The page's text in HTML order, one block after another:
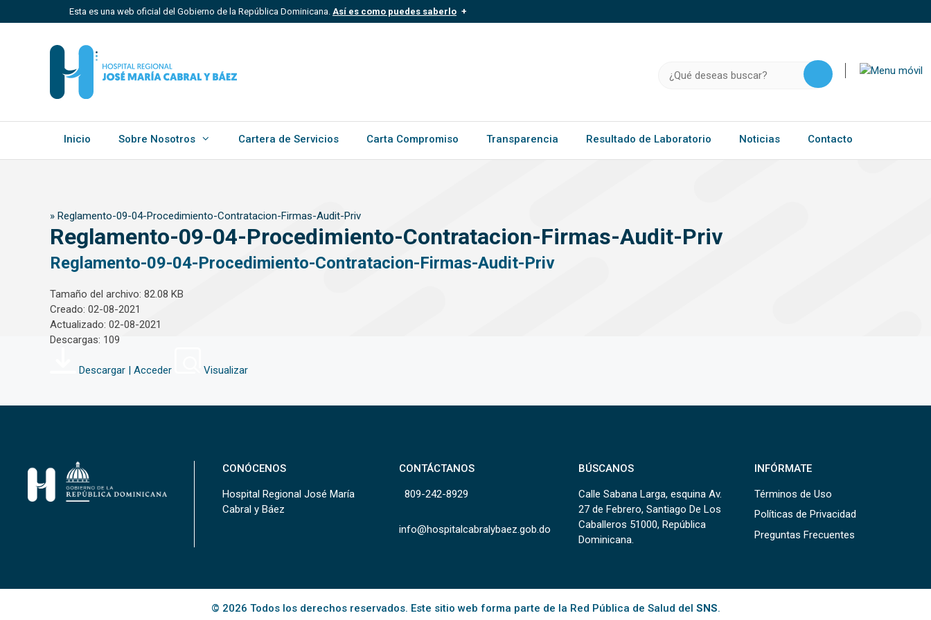
al
Esta es una web oficial del Gobierno de la República Dominicana. Así es como puedes saberlo
Un sitio .gob.do, .gov.do o .mil.do significa que pertenece a una organización oficial del
Estado dominicano.
Inicio Sobre Nosotros Cartera de Servicios Carta Compromiso Transparencia Resultado de Laboratorio Noticias Contacto
» Reglamento-09-04-Procedimiento-Contratacion-Firmas-Audit-Priv
Reglamento-09-04-Procedimiento-Contratacion-Firmas-Audit-Priv
Reglamento-09-04-Procedimiento-Contratacion-Firmas-Audit-Priv
Tamaño del archivo: 82.08 KB
Creado: 02-08-2021
Actualizado: 02-08-2021
Descargas: 109
Descargar | Acceder Visualizar
CONÓCENOS
Hospital Regional José María
Cabral y Báez
CONTÁCTANOS
809-242-8929
info@hospitalcabralybaez.gob.do
BÚSCANOS
Calle Sabana Larga, esquina Av.
27 de Febrero, Santiago De Los
Caballeros 51000, República
Dominicana.
INFÓRMATE
Términos de Uso
Políticas de Privacidad
Preguntas Frecuentes
© 2026 Todos los derechos reservados. Este sitio web forma parte de la Red Pública de Salud del SNS.